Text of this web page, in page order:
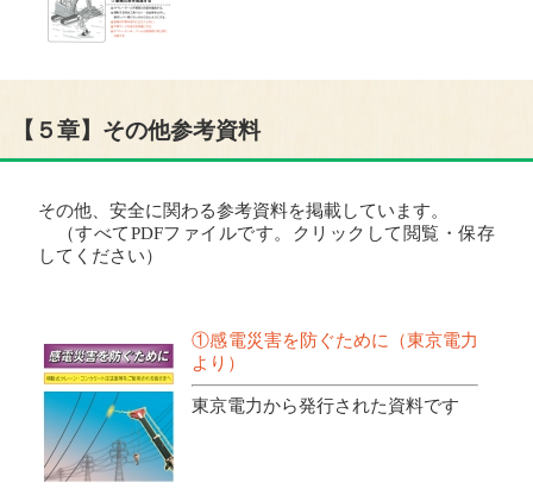
【５章】その他参考資料
その他、安全に関わる参考資料を掲載しています。
（すべてPDFファイルです。クリックして閲覧・保存
してください）
①感電災害を防ぐために（東京電力
より）
東京電力から発行された資料です